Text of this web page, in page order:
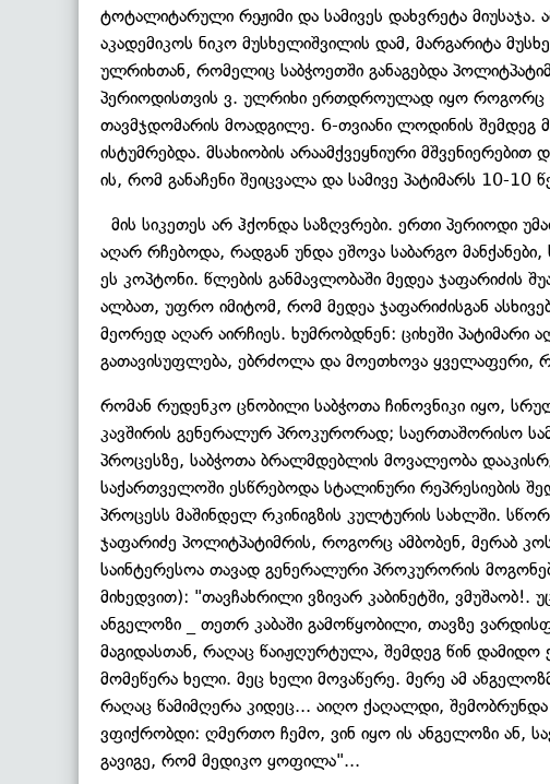
ტოტალიტარული რეჟიმი და სამივეს დახვრეტა
აკადემიკოს ნიკო მუსხელიშვილის დამ, მარგარიტა
ულრიხთან, რომელიც საბჭოეთში განაგებდა
პერიოდისთვის ვ. ულრიხი ერთდროულად იყო როგორც
თავმჯდომარის მოადგილე. 6-თვიანი ლოდინის შემდეგ
ისტუმრებდა. მსახიობის არაამქვეყნიური
ის, რომ განაჩენი შეიცვალა და სამივე პატიმარს 10-10
მის სიკეთეს არ ჰქონდა საზღვრები. ერთი პერიოდი
აღარ რჩებოდა, რადგან უნდა ეშოვა საბარგო
ეს კოპტონი. წლების განმავლობაში მედეა ჯაფარიძის
ალბათ, უფრო იმიტომ, რომ მედეა ჯაფარიძისგან
მეორედ აღარ აირჩიეს. ხუმრობდნენ: ციხეში
გათავისუფლება, ებრძოლა და მოეთხოვა ყველაფერი,
რომან რუდენკო ცნობილი საბჭოთა ჩინოვნიკი იყო,
კავშირის გენერალურ პროკურორად; საერთაშორისო
პროცესზე, საბჭოთა ბრალმდებლის მოვალეობა
საქართველოში ესწრებოდა სტალინური რეპრესიების
პროცესს მაშინდელ რკინიგზის კულტურის სახლში.
ჯაფარიძე პოლიტპატიმრის, როგორც ამბობენ, მერაბ
საინტერესოა თავად გენერალური პროკურორის
მიხედვით): "თავჩახრილი ვზივარ კაბინეტში, ვმუშაობ!.
ანგელოზი _ თეთრ კაბაში გამოწყობილი, თავზე
მაგიდასთან, რაღაც წაიჟღურტულა, შემდეგ წინ
მომეწერა ხელი. მეც ხელი მოვაწერე. მერე ამ
რაღაც წამიმღერა კიდეც... აიღო ქაღალდი,
ვფიქრობდი: ღმერთო ჩემო, ვინ იყო ის ანგელოზი ან,
გავიგე, რომ მედიკო ყოფილა"...